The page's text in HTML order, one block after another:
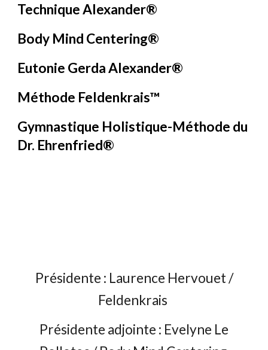
Technique Alexander®
Body Mind Centering®
Eutonie Gerda Alexander®
Méthode Feldenkrais™
Gymnastique Holistique-Méthode du
Dr. Ehrenfried®
Présidente : Laurence Hervouet /
Feldenkrais
Présidente adjointe : Evelyne Le